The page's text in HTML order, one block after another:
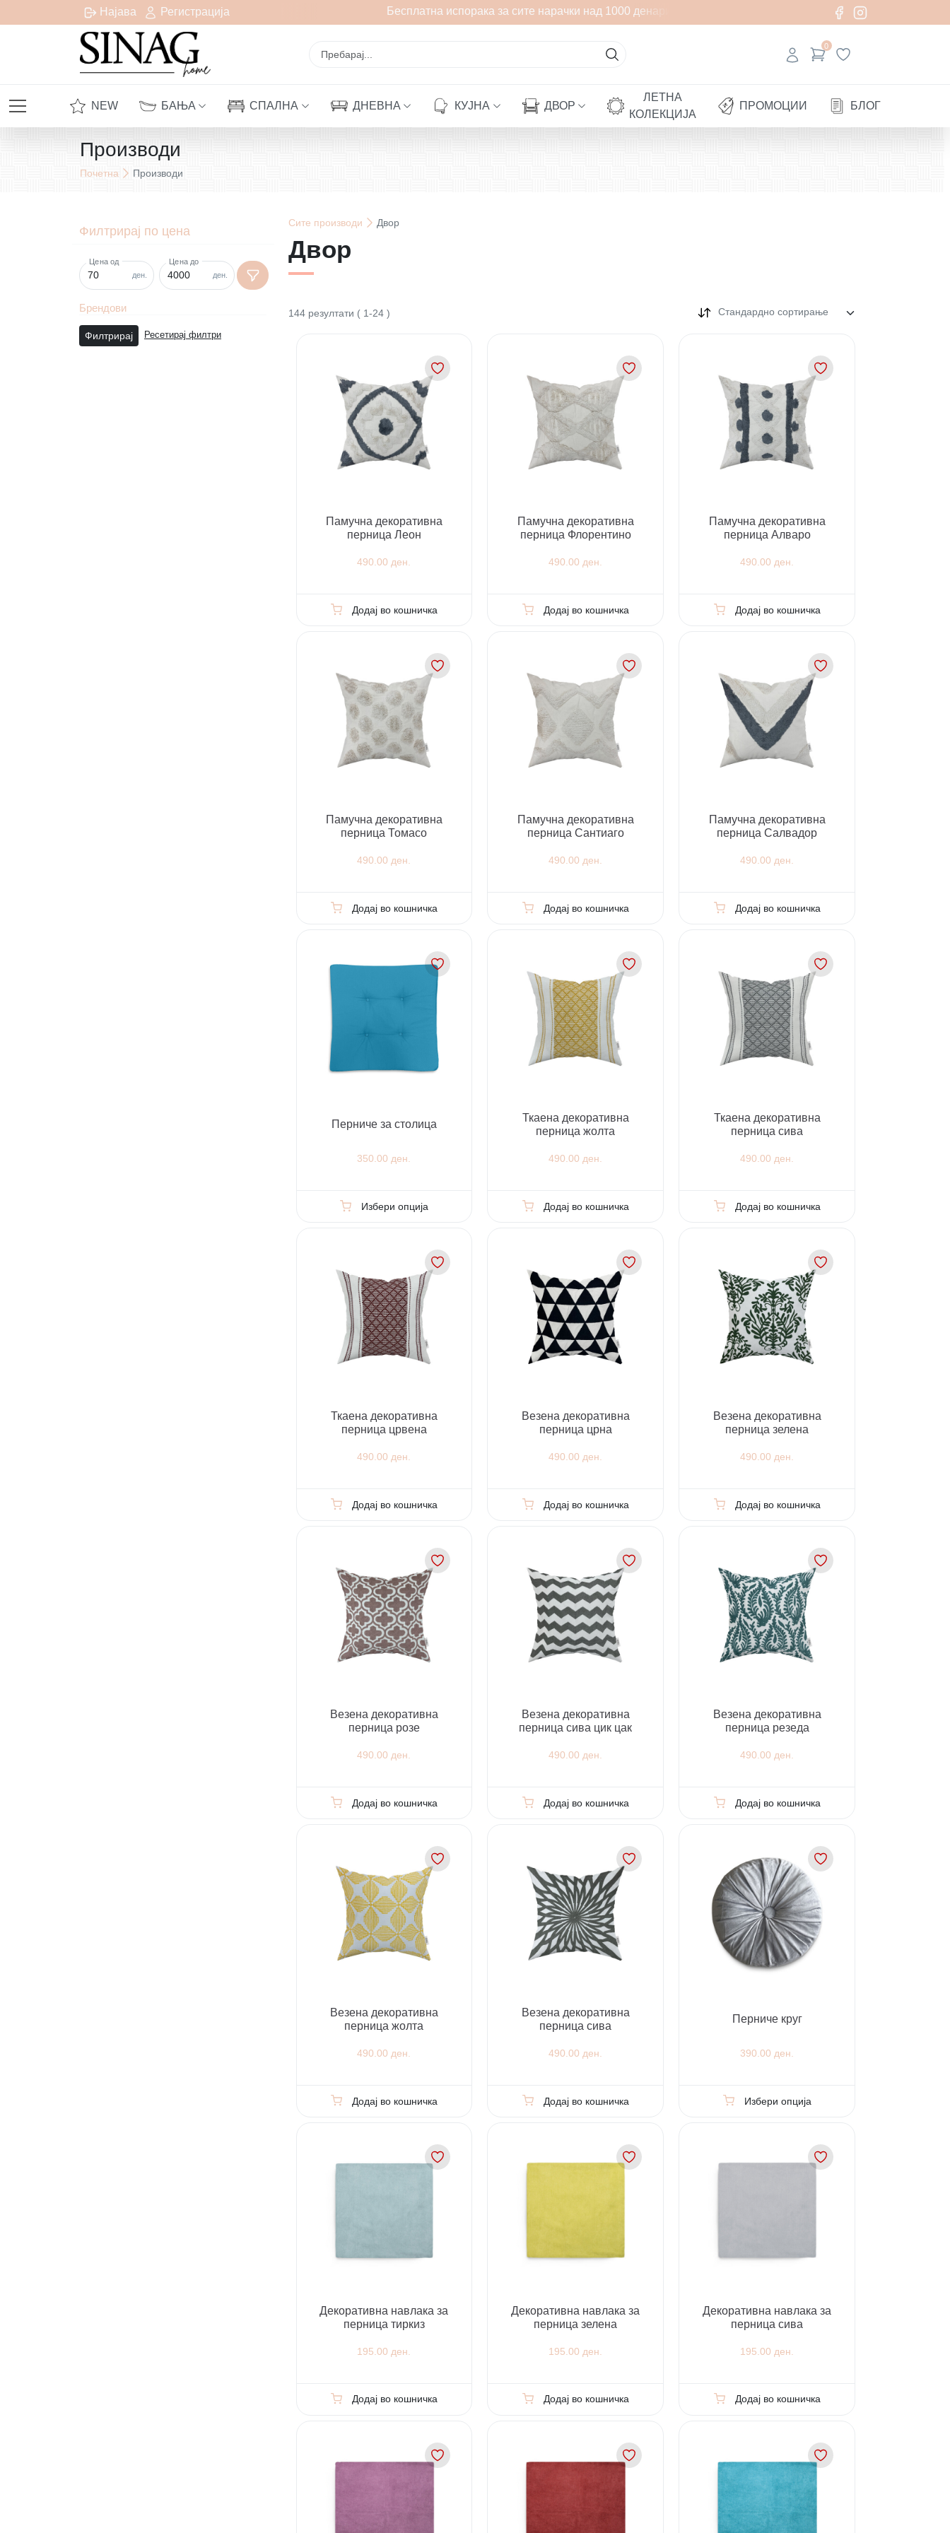
Најава Регистрација
испорака за сите нарачки над 1000 денари Бесплатна испорака за сите нарачки над 1000 денари
0
NEW БАЊА СПАЛНА ДНЕВНА КУЈНА ДВОР
ЛЕТНА
КОЛЕКЦИЈА
ПРОМОЦИИ БЛОГ
Производи
Почетна Производи
Филтрирај по цена
ден.
Цена од
ден.
Цена до
Брендови
Филтрирај Ресетирај филтри
Сите производи Двор
Двор
144 резултати ( 1-24 ) Стандардно сортирање
Памучна декоративна
перница Леон
490.00 ден.
Додај во кошничка
Памучна декоративна
перница Флорентино
490.00 ден.
Додај во кошничка
Памучна декоративна
перница Алваро
490.00 ден.
Додај во кошничка
Памучна декоративна
перница Томасо
490.00 ден.
Додај во кошничка
Памучна декоративна
перница Сантиаго
490.00 ден.
Додај во кошничка
Памучна декоративна
перница Салвадор
490.00 ден.
Додај во кошничка
Перниче за столица
350.00 ден.
Избери опција
Ткаена декоративна
перница жолта
490.00 ден.
Додај во кошничка
Ткаена декоративна
перница сива
490.00 ден.
Додај во кошничка
Ткаена декоративна
перница црвена
490.00 ден.
Додај во кошничка
Везена декоративна
перница црна
490.00 ден.
Додај во кошничка
Везена декоративна
перница зелена
490.00 ден.
Додај во кошничка
Везена декоративна
перница розе
490.00 ден.
Додај во кошничка
Везена декоративна
перница сива цик цак
490.00 ден.
Додај во кошничка
Везена декоративна
перница резеда
490.00 ден.
Додај во кошничка
Везена декоративна
перница жолта
490.00 ден.
Додај во кошничка
Везена декоративна
перница сива
490.00 ден.
Додај во кошничка
Перниче круг
390.00 ден.
Избери опција
Декоративна навлака за
перница тиркиз
195.00 ден.
Додај во кошничка
Декоративна навлака за
перница зелена
195.00 ден.
Додај во кошничка
Декоративна навлака за
перница сива
195.00 ден.
Додај во кошничка